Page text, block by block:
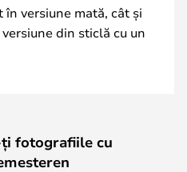
versiune mată, cât și
din sticlă cu un
fotografiile cu